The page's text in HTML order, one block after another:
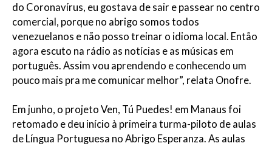
do Coronavírus, eu gostava de sair e passear no centro
comercial, porque no abrigo somos todos
venezuelanos e não posso treinar o idioma local. Então
agora escuto na rádio as notícias e as músicas em
português. Assim vou aprendendo e conhecendo um
pouco mais pra me comunicar melhor”, relata Onofre.
Em junho, o projeto Ven, Tú Puedes! em Manaus foi
retomado e deu início à primeira turma-piloto de aulas
de Língua Portuguesa no Abrigo Esperanza. As aulas